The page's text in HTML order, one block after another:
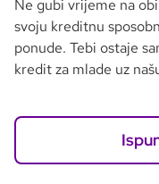
Ne gubi vrijeme na
svoju kreditnu
ponude. Tebi ostaje
kredit za mlade uz